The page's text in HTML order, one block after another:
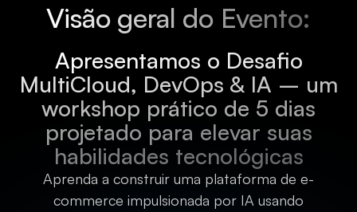
Visão geral do Evento:
Apresentamos o Desafio
MultiCloud, DevOps & IA – um
workshop prático de 5 dias
projetado para elevar suas
habilidades tecnológicas
Aprenda a construir uma plataforma de e-
commerce impulsionada por IA usando